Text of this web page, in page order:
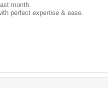
month.
perfect expertise & ease.
friendly & extremely competent a
and well, that's clearly a bonus!!
let her do her magic!
her!!